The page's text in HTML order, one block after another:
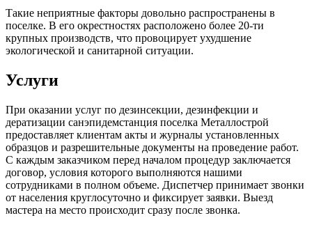
Такие неприятные факторы довольно распространены в
поселке. В его окрестностях расположено более 20-ти
крупных производств, что провоцирует ухудшение
экологической и санитарной ситуации.
Услуги
При оказании услуг по дезинсекции, дезинфекции и
дератизации санэпидемстанция поселка Металлострой
предоставляет клиентам акты и журналы установленных
образцов и разрешительные документы на проведение работ.
С каждым заказчиком перед началом процедур заключается
договор, условия которого выполняются нашими
сотрудниками в полном объеме. Диспетчер принимает звонки
от населения круглосуточно и фиксирует заявки. Выезд
мастера на место происходит сразу после звонка.